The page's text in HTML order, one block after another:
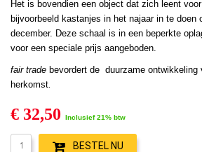
Het is bovendien een object dat zich leent
bijvoorbeeld kastanjes in het najaar in te doen
december. Deze schaal is in een beperkte
voor een speciale prijs aangeboden.
fair trade bevordert de duurzame ontwikkeling
herkomst
€ 32,50 Inclusief 21% btw
BESTEL NU